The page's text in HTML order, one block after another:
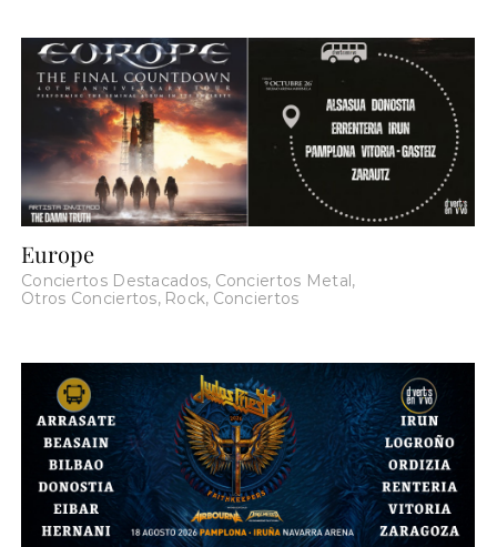
Europe
Conciertos Destacados, Conciertos Metal ,
Otros Conciertos, Rock, Conciertos